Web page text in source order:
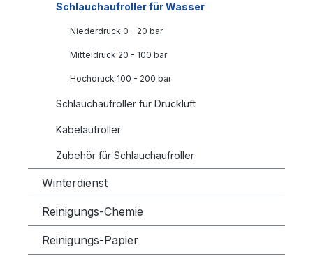
Schlauchaufroller für Wasser
Niederdruck 0 - 20 bar
Mitteldruck 20 - 100 bar
Hochdruck 100 - 200 bar
Schlauchaufroller für Druckluft
Kabelaufroller
Zubehör für Schlauchaufroller
Winterdienst
Reinigungs-Chemie
Reinigungs-Papier